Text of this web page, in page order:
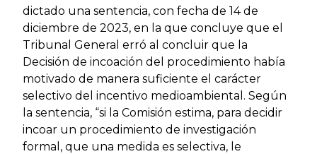
dictado una sentencia, con fecha de 14 de
diciembre de 2023, en la que concluye que el
Tribunal General erró al concluir que la
Decisión de incoación del procedimiento había
motivado de manera suficiente el carácter
selectivo del incentivo medioambiental. Según
la sentencia, “si la Comisión estima, para decidir
incoar un procedimiento de investigación
formal, que una medida es selectiva, le